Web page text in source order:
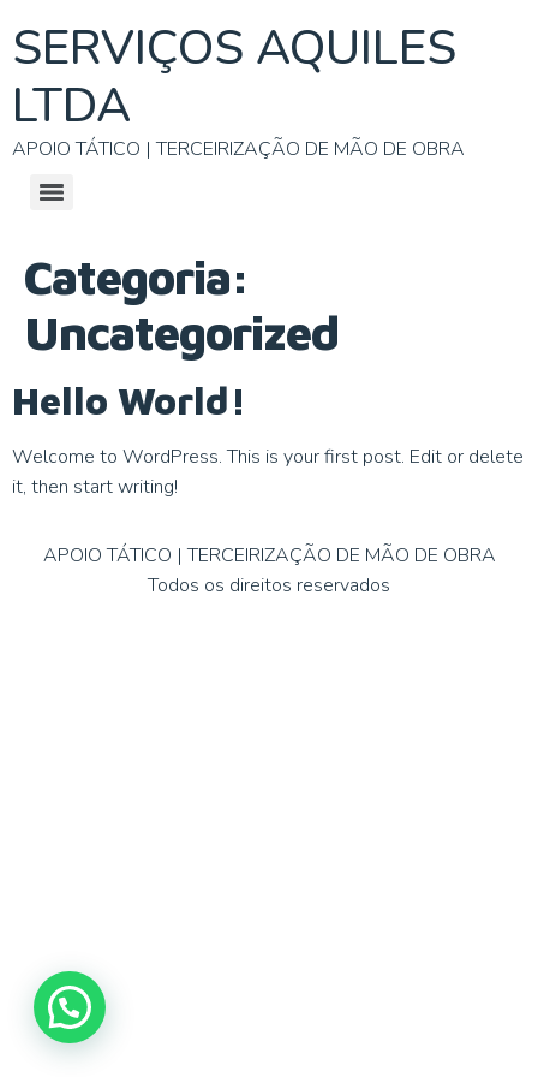
SERVIÇOS AQUILES
LTDA
APOIO TÁTICO | TERCEIRIZAÇÃO DE MÃO DE OBRA
Categoria:
Uncategorized
Hello World!
Welcome to WordPress. This is your first post. Edit or delete
it, then start writing!
APOIO TÁTICO | TERCEIRIZAÇÃO DE MÃO DE OBRA
Todos os direitos reservados